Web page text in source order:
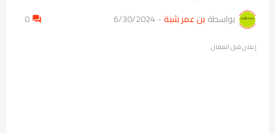
بواسطة بن عمر شبة-
6/30/2024
0
إعلان قبل المقال